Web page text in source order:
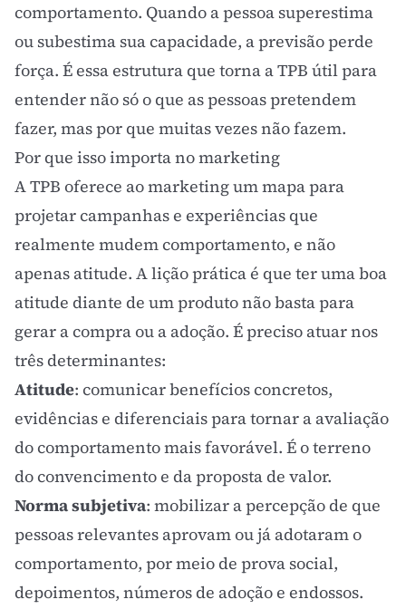
comportamento. Quando a pessoa superestima
ou subestima sua capacidade, a previsão perde
força. É essa estrutura que torna a TPB útil para
entender não só o que as pessoas pretendem
fazer, mas por que muitas vezes não fazem.
Por que isso importa no marketing
A TPB oferece ao marketing um mapa para
projetar campanhas e experiências que
realmente mudem comportamento, e não
apenas atitude. A lição prática é que ter uma boa
atitude diante de um produto não basta para
gerar a compra ou a adoção. É preciso atuar nos
três determinantes:
Atitude: comunicar benefícios concretos,
evidências e diferenciais para tornar a avaliação
do comportamento mais favorável. É o terreno
do convencimento e daproposta de valor.
Norma subjetiva: mobilizar a percepção de que
pessoas relevantes aprovam ou já adotaram o
comportamento, por meio de prova social,
depoimentos, números de adoção e endossos.